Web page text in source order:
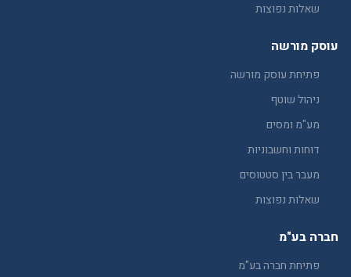
שאלות נפוצות
עוסק מורשה
פתיחת עוסק מורשה
ניהול שוטף
מע"מ ומסים
דוחות וחשבוניות
מעבר בין סטטוסים
שאלות נפוצות
חברה בע"מ
פתיחת חברה בע"מ